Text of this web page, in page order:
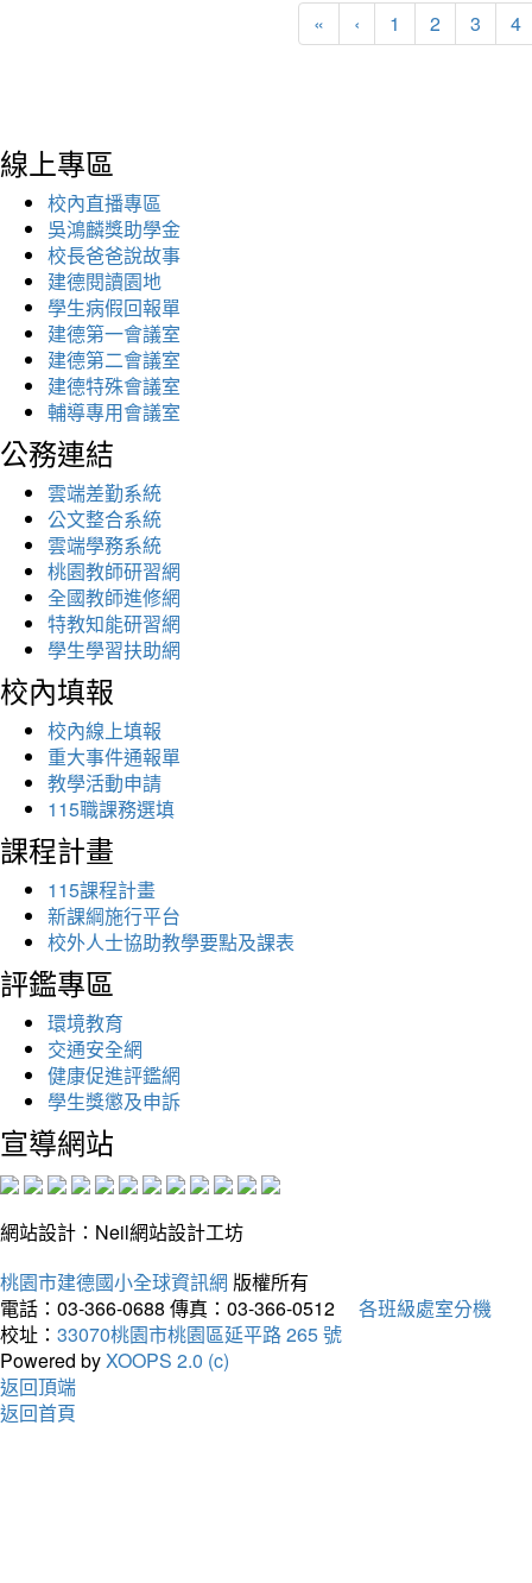
« ‹ 1 2 3 4
線上專區
校內直播專區
吳鴻麟獎助學金
校長爸爸說故事
建德閱讀園地
學生病假回報單
建德第一會議室
建德第二會議室
建德特殊會議室
輔導專用會議室
公務連結
雲端差勤系統
公文整合系統
雲端學務系統
桃園教師研習網
全國教師進修網
特教知能研習網
學生學習扶助網
校內填報
校內線上填報
重大事件通報單
教學活動申請
115職課務選填
課程計畫
115課程計畫
新課綱施行平台
校外人士協助教學要點及課表
評鑑專區
環境教育
交通安全網
健康促進評鑑網
學生獎懲及申訴
宣導網站
網站設計：Neil網站設計工坊
桃園市建德國小全球資訊網 版權所有
電話：03-366-0688 傳真：03-366-0512
各班級處室分機
校址： 33070桃園市桃園區延平路 265 號
Powered byXOOPS 2.0 (c)
返回頂端
返回首頁